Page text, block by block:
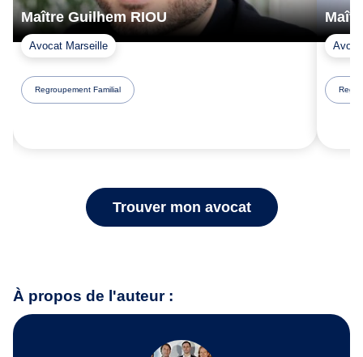
Maître Guilhem RIOU
Avocat Marseille
Regroupement Familial
Trouver mon avocat
À propos de l'auteur :